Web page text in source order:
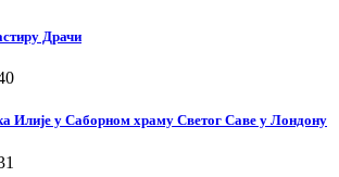
Драчи
Илије у Саборном храму Светог Саве у Лондону